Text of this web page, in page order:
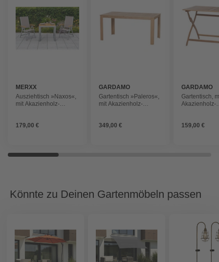
MERXX
Ausziehtisch »Naxos«,
mit Akazienholz-
179,00 €
GARDAMO
Gartentisch »Paleros«,
mit Akazienholz-
349,00 €
GARDAMO
Gartentisch,
Akazienholz-
159,00 €
Könnte zu Deinen Gartenmöbeln passen